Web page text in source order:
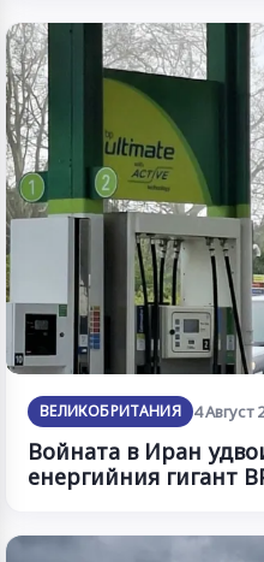
ВЕЛИКОБРИТАНИЯ 4 Август
Войната в Иран
енергийния гигант